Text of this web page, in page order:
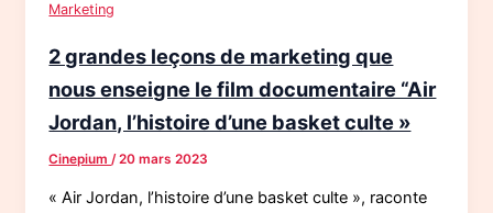
Marketing
2 grandes leçons de marketing que
nous enseigne le film documentaire “Air
Jordan, l’histoire d’une basket culte »
Cinepium /20 mars 2023
« Air Jordan, l’histoire d’une basket culte », raconte